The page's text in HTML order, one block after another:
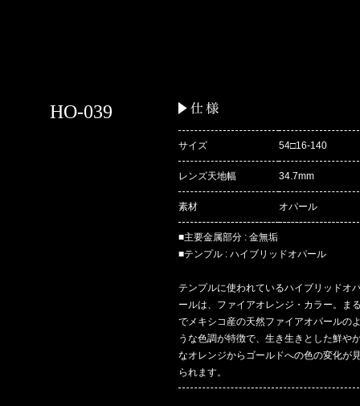
HO-039
サイズ 54□16-140
レンズ天地幅 34.7mm
素材 オパール
■主要金属部分 : 金無垢
■テンプル : ハイブリッドオパール
テンプルに使われているハイブリッドオ
ールは、ファイアオレンジ・カラー。ま
でメキシコ産の天然ファイアオパールの
うな色調が特徴で、生き生きとした鮮や
なオレンジからゴールドへの色の変化が
られます。